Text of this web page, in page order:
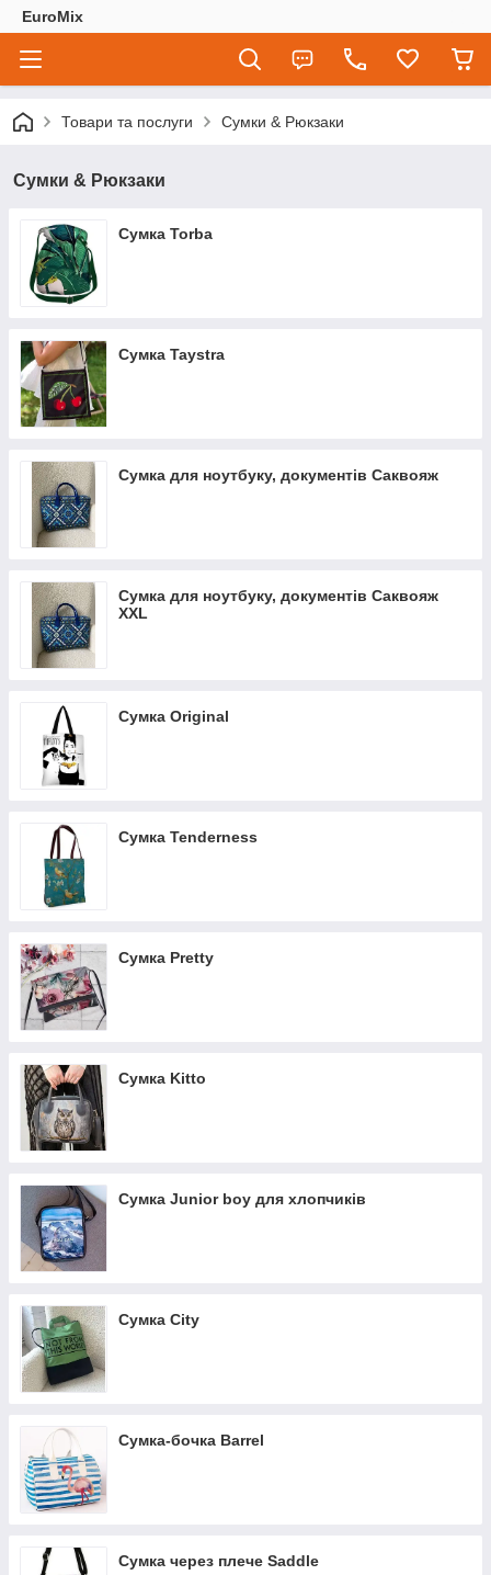
EuroMix
Товари та послуги Сумки & Рюкзаки
Сумки & Рюкзаки
Сумка Torba
Сумка Taystra
Сумка для ноутбуку, документів Саквояж
Сумка для ноутбуку, документів Саквояж
XXL
Сумка Original
Сумка Tenderness
Сумка Pretty
Сумка Kitto
Сумка Junior boy для хлопчиків
Сумка City
Сумка-бочка Barrel
Сумка через плече Saddle